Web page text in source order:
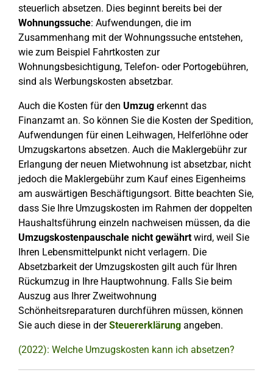
steuerlich absetzen. Dies beginnt bereits bei der
Wohnungssuche: Aufwendungen, die im
Zusammenhang mit der Wohnungssuche entstehen,
wie zum Beispiel Fahrtkosten zur
Wohnungsbesichtigung, Telefon- oder Portogebühren,
sind als Werbungskosten absetzbar.
Auch die Kosten für den Umzug erkennt das
Finanzamt an. So können Sie die Kosten der Spedition,
Aufwendungen für einen Leihwagen, Helferlöhne oder
Umzugskartons absetzen. Auch die Maklergebühr zur
Erlangung der neuen Mietwohnung ist absetzbar, nicht
jedoch die Maklergebühr zum Kauf eines Eigenheims
am auswärtigen Beschäftigungsort. Bitte beachten Sie,
dass Sie Ihre Umzugskosten im Rahmen der doppelten
Haushaltsführung einzeln nachweisen müssen, da die
Umzugskostenpauschale nicht gewährtwird, weil Sie
Ihren Lebensmittelpunkt nicht verlagern. Die
Absetzbarkeit der Umzugskosten gilt auch für Ihren
Rückumzug in Ihre Hauptwohnung. Falls Sie beim
Auszug aus Ihrer Zweitwohnung
Schönheitsreparaturen durchführen müssen, können
Sie auch diese in derSteuererklärung angeben.
(2022): Welche Umzugskosten kann ich absetzen?